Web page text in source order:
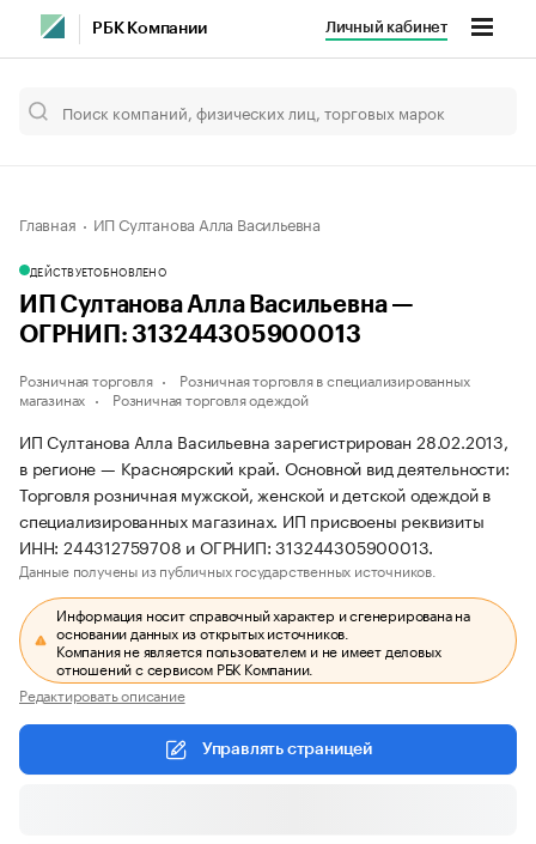
РБК Компании Личный кабинет
Главная ИП Султанова Алла Васильевна
ДЕЙСТВУЕТОБНОВЛЕНО
ИП Султанова Алла Васильевна —
ОГРНИП: 313244305900013
Розничная торговля
Розничная торговля в специализированных
магазинах
Розничная торговля одеждой
ИП Султанова Алла Васильевна зарегистрирован 28.02.2013,
в регионе — Красноярский край. Основной вид деятельности:
Торговля розничная мужской, женской и детской одеждой в
специализированных магазинах. ИП присвоены реквизиты
ИНН: 244312759708 и ОГРНИП: 313244305900013.
Данные получены из публичных государственных источников.
Информация носит справочный характер и сгенерирована на
основании данных из открытых источников.
Компания не является пользователем и не имеет деловых
отношений с сервисом РБК Компании.
Редактировать описание
Управлять страницей